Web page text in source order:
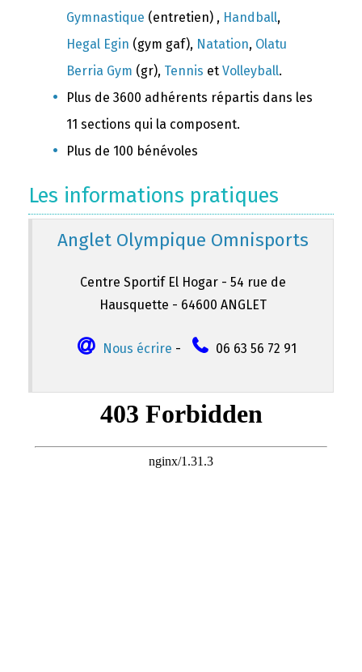
Gymnastique (entretien) , Handball,
Hegal Egin (gym gaf), Natation, Olatu
Berria Gym (gr), Tennis et Volleyball.
Plus de 3600 adhérents répartis dans les
11 sections qui la composent.
Plus de 100 bénévoles
Les informations pratiques
Anglet Olympique Omnisports
Centre Sportif El Hogar - 54 rue de
Hausquette - 64600 ANGLET
Nous écrire - 06 63 56 72 91